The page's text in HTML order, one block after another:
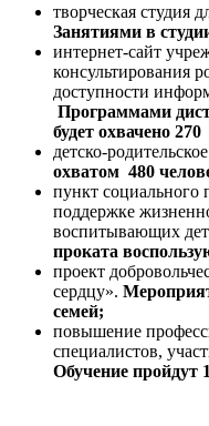
творческая студия
Занятиями в
интернет-сайт
консультирования
доступности
Программами
будет охвачено
детско-
охватом 480
пункт социального
поддержке
воспитывающих
проката
проект
сердцу».
семей;
повышение
специалистов,
Обучение пройдут